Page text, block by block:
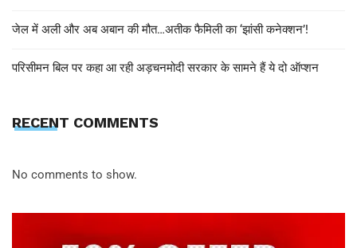
जेल में अली और अब अबान की मौत…अतीक फैमिली का ‘झांसी कनेक्शन’!
परिसीमन बिल पर कहा आ रही अड़चनमोदी सरकार के सामने हैं ये दो ऑप्शन
RECENT COMMENTS
No comments to show.